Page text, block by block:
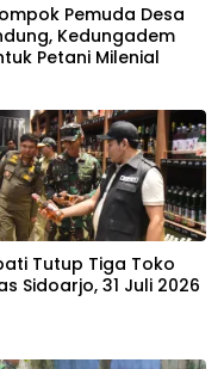
Pemuda Desa
Kedungadem
Petani Milenial
Tutup Tiga Toko
Sidoarjo, 31 Juli 2026